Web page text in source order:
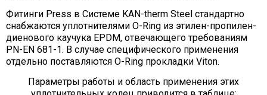
Фитинги Press в Системе KAN-therm Steel стандартно
снабжаются уплотнителями O-Ring из этилен-пропилен-
диенового каучука EPDM, отвечающего требованиям
PN-EN 681-1. В случае специфического применения
отдельно поставляются O-Ring прокладки Viton.
Параметры работы и область применения этих